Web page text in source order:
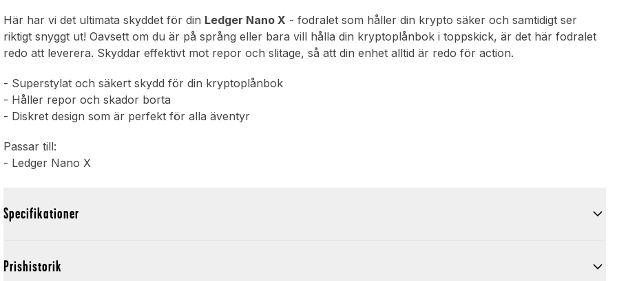
Här har vi det ultimata skyddet för din Ledger Nano X - fodralet som håller din krypto säker och samtidigt ser
riktigt snyggt ut! Oavsett om du är på språng eller bara vill hålla din kryptoplånbok i toppskick, är det här fodralet
redo att leverera. Skyddar effektivt mot repor och slitage, så att din enhet alltid är redo för action.
- Superstylat och säkert skydd för din kryptoplånbok
- Håller repor och skador borta
- Diskret design som är perfekt för alla äventyr
Passar till:
- Ledger Nano X
Specifikationer
Prishistorik